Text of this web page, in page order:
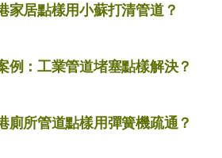
家居點樣用小蘇打清管道？
例：工業管道堵塞點樣解決？
廁所管道點樣用彈簧機疏通？